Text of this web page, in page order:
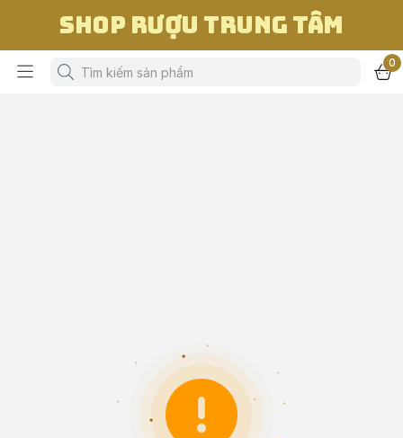
Shop Rượu Trung Tâm
0